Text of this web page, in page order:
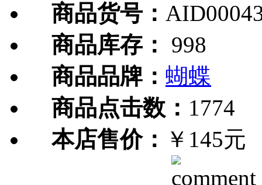
商品货号：
商品库存：
998
商品品牌： 蝴蝶
商品点击数： 1774
本店售价： ￥145元